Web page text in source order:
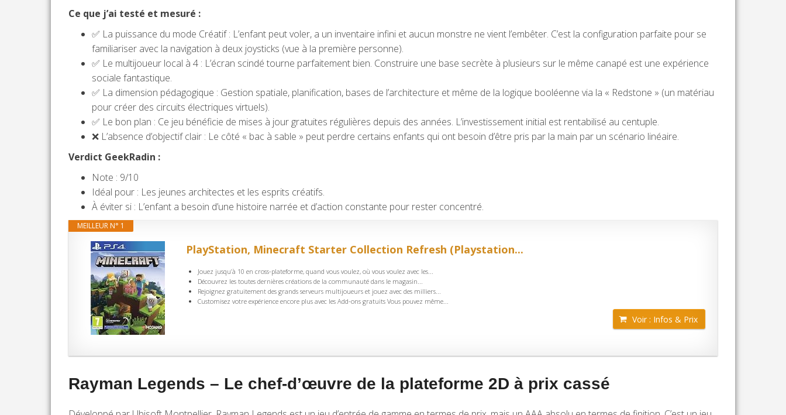
Ce que j’ai testé et mesuré :
✅ La puissance du mode Créatif : L’enfant peut voler, a un inventaire infini et aucun monstre ne vient l’embêter. C’est la configuration parfaite pour se
familiariser avec la navigation à deux joysticks (vue à la première personne).
✅ Le multijoueur local à 4 : L’écran scindé tourne parfaitement bien. Construire une base secrète à plusieurs sur le même canapé est une expérience
sociale fantastique.
✅ La dimension pédagogique : Gestion spatiale, planification, bases de l’architecture et même de la logique booléenne via la « Redstone » (un matériau
pour créer des circuits électriques virtuels).
✅ Le bon plan : Ce jeu bénéficie de mises à jour gratuites régulières depuis des années. L’investissement initial est rentabilisé au centuple.
❌ L’absence d’objectif clair : Le côté « bac à sable » peut perdre certains enfants qui ont besoin d’être pris par la main par un scénario linéaire.
Verdict GeekRadin :
Note : 9/10
Idéal pour : Les jeunes architectes et les esprits créatifs.
À éviter si : L’enfant a besoin d’une histoire narrée et d’action constante pour rester concentré.
MEILLEUR N° 1
PlayStation, Minecraft Starter Collection Refresh (Playstation...
Jouez jusqu’à 10 en cross-plateforme, quand vous voulez, où vous voulez avec les...
Découvrez les toutes dernières créations de la communauté dans le magasin...
Rejoignez gratuitement des grands serveurs multijoueurs et jouez avec des milliers...
Customisez votre expérience encore plus avec les Add-ons gratuits Vous pouvez même...
Voir : Infos & Prix
Rayman Legends – Le chef-d’œuvre de la plateforme 2D à prix cassé